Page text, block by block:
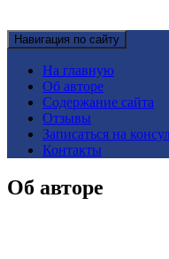
Навигация по сайту
На главную
Об авторе
Содержание сайта
Отзывы
Записаться на
Контакты
Об авторе